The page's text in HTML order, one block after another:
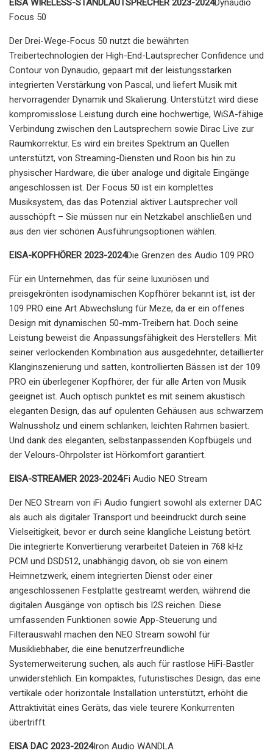
EISA WIRELESS-STANDLAUTSPRECHER 2023-2024Dynaudio
Focus 50
Der Drei-Wege-Focus 50 nutzt die bewährten
Treibertechnologien der High-End-Lautsprecher Confidence und
Contour von Dynaudio, gepaart mit der leistungsstarken
integrierten Verstärkung von Pascal, und liefert Musik mit
hervorragender Dynamik und Skalierung. Unterstützt wird diese
kompromisslose Leistung durch eine hochwertige, WiSA-fähige
Verbindung zwischen den Lautsprechern sowie Dirac Live zur
Raumkorrektur. Es wird ein breites Spektrum an Quellen
unterstützt, von Streaming-Diensten und Roon bis hin zu
physischer Hardware, die über analoge und digitale Eingänge
angeschlossen ist. Der Focus 50 ist ein komplettes
Musiksystem, das das Potenzial aktiver Lautsprecher voll
ausschöpft – Sie müssen nur ein Netzkabel anschließen und
aus den vier schönen Ausführungsoptionen wählen.
EISA-KOPFHÖRER 2023-2024Die Grenzen des Audio 109 PRO
Für ein Unternehmen, das für seine luxuriösen und
preisgekrönten isodynamischen Kopfhörer bekannt ist, ist der
109 PRO eine Art Abwechslung für Meze, da er ein offenes
Design mit dynamischen 50-mm-Treibern hat. Doch seine
Leistung beweist die Anpassungsfähigkeit des Herstellers: Mit
seiner verlockenden Kombination aus ausgedehnter, detaillierter
Klanginszenierung und satten, kontrollierten Bässen ist der 109
PRO ein überlegener Kopfhörer, der für alle Arten von Musik
geeignet ist. Auch optisch punktet es mit seinem akustisch
eleganten Design, das auf opulenten Gehäusen aus schwarzem
Walnussholz und einem schlanken, leichten Rahmen basiert.
Und dank des eleganten, selbstanpassenden Kopfbügels und
der Velours-Ohrpolster ist Hörkomfort garantiert.
EISA-STREAMER 2023-2024iFi Audio NEO Stream
Der NEO Stream von iFi Audio fungiert sowohl als externer DAC
als auch als digitaler Transport und beeindruckt durch seine
Vielseitigkeit, bevor er durch seine klangliche Leistung betört.
Die integrierte Konvertierung verarbeitet Dateien in 768 kHz
PCM und DSD512, unabhängig davon, ob sie von einem
Heimnetzwerk, einem integrierten Dienst oder einer
angeschlossenen Festplatte gestreamt werden, während die
digitalen Ausgänge von optisch bis I2S reichen. Diese
umfassenden Funktionen sowie App-Steuerung und
Filterauswahl machen den NEO Stream sowohl für
Musikliebhaber, die eine benutzerfreundliche
Systemerweiterung suchen, als auch für rastlose HiFi-Bastler
unwiderstehlich. Ein kompaktes, futuristisches Design, das eine
vertikale oder horizontale Installation unterstützt, erhöht die
Attraktivität eines Geräts, das viele teurere Konkurrenten
übertrifft.
EISA DAC 2023-2024Iron Audio WANDLA